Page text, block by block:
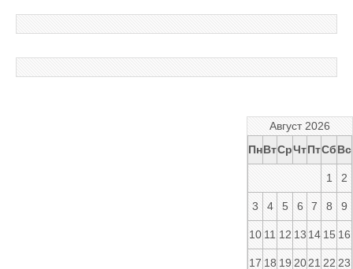
Август 2026
ПнВтСрЧтПтСбВс
1 2
3 4 5 6 7 8 9
10 11 12 13 14 15 16
17 18 19 2021 22 23